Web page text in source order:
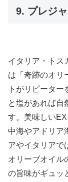
9. プレジ
イタリア・トス
は「奇跡のオリ
トがリピータ
と塩があれば自
す。美味しい
中海やアドリア
アやイタリアで
オリーブオイル
の旨味がギュッ